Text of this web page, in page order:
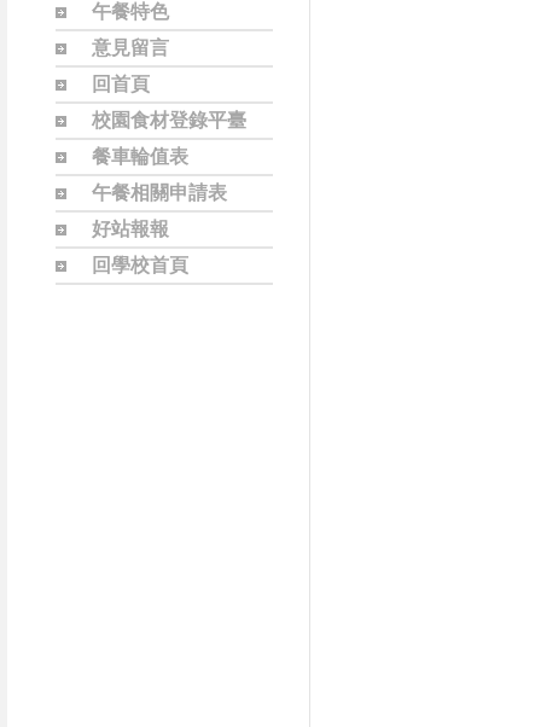
午餐特色
意見留言
回首頁
校園食材登錄平臺
餐車輪值表
午餐相關申請表
好站報報
回學校首頁